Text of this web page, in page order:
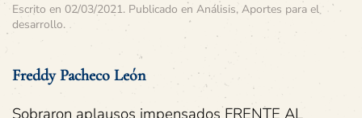
Escrito en 02/03/2021. Publicado en Análisis, Aportes para el
desarrollo.
Freddy Pacheco León